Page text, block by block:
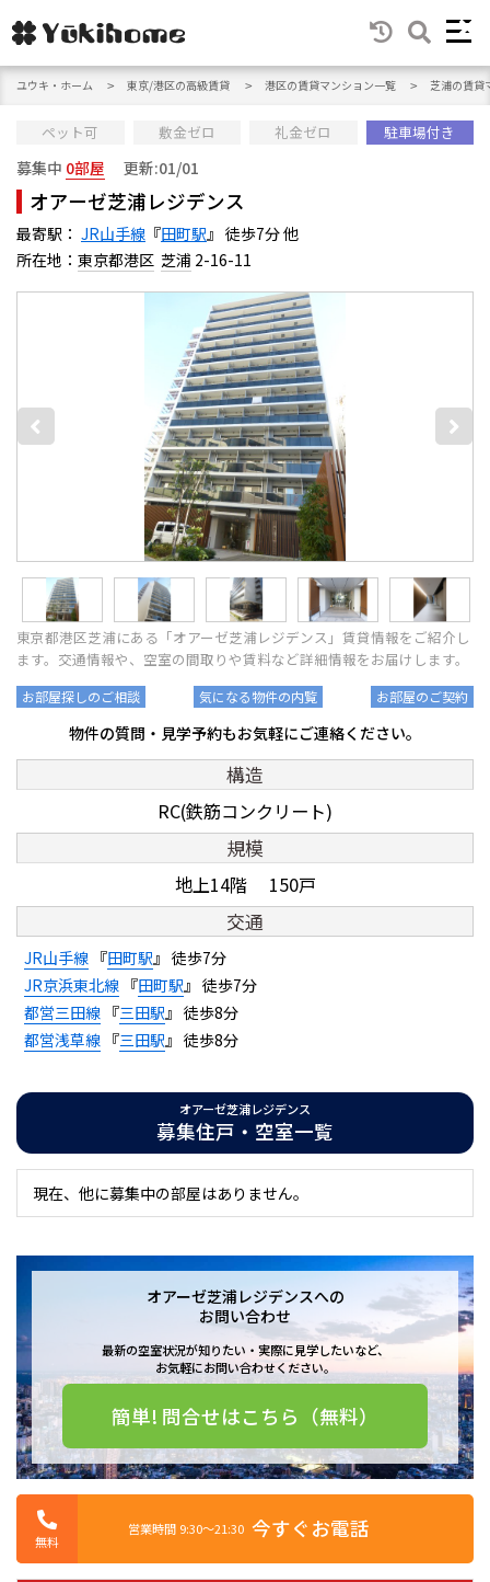
ユウキ・ホーム 東京/港区の高級賃貸 港区の賃貸マンション一覧 芝浦の賃貸
ペット可 敷金ゼロ 礼金ゼロ 駐車場付き
募集中 0部屋 更新:01/01
オアーゼ芝浦レジデンス
最寄駅： JR山手線 『田町駅 』 徒歩7分 他
所在地： 東京都港区 芝浦 2-16-11
東京都港区芝浦にある「オアーゼ芝浦レジデンス」賃貸情報をご紹介し
ます。交通情報や、空室の間取りや賃料など詳細情報をお届けします。
お部屋探しのご相談 気になる物件の内覧 お部屋のご契約
物件の質問・見学予約もお気軽にご連絡ください。
構造
RC(鉄筋コンクリート)
規模
地上14階 150戸
交通
JR山手線 『田町駅 』 徒歩7分
JR京浜東北線 『田町駅 』 徒歩7分
都営三田線 『三田駅 』 徒歩8分
都営浅草線 『三田駅 』 徒歩8分
オアーゼ芝浦レジデンス
募集住戸・空室一覧
現在、他に募集中の部屋はありません。
オアーゼ芝浦レジデンスへの
お問い合わせ
最新の空室状況が知りたい・実際に見学したいなど、
お気軽にお問い合わせください。
簡単! 問合せはこちら（無料）
無料
営業時間 9:30〜21:30 今すぐお電話